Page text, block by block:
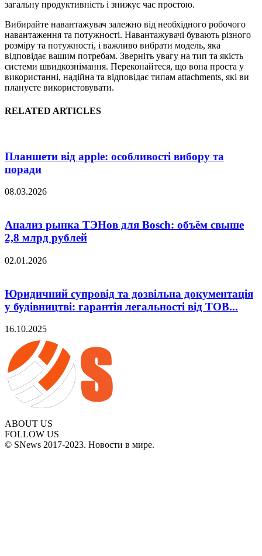
загальну продуктивність і знижує час простою.
Вибирайте навантажувач залежно від необхідного робочого
навантаження та потужності. Навантажувачі бувають різного
розміру та потужності, і важливо вибрати модель, яка
відповідає вашим потребам. Зверніть увагу на тип та якість
системи швидкознімання. Переконайтеся, що вона проста у
використанні, надійна та відповідає типам attachments, які ви
плануєте використовувати.
RELATED ARTICLES
Планшети від apple: особливості вибору та
поради
08.03.2026
Анализ рынка ТЭНов для Bosch: объём свыше
2,8 млрд рублей
02.01.2026
Юридичний супровід та дозвільна документація
у будівництві: гарантія легальності від ТОВ...
16.10.2025
ABOUT US
FOLLOW US
© SNews 2017-2023. Новости в мире.